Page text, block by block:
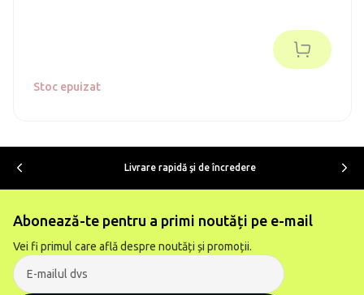
Stoc epuizat
Livrare rapidă şi de încredere
Abonează-te pentru a primi noutăți pe e-mail
Vei fi primul care află despre noutăți și promoții.